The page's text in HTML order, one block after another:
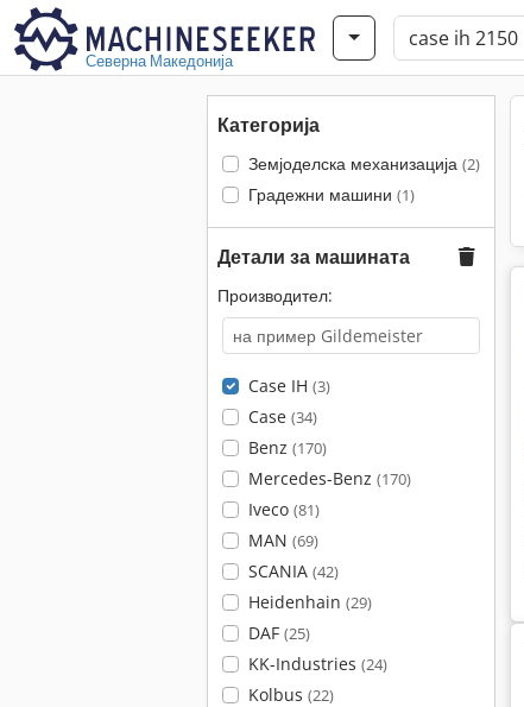
Северна Македонија
Категорија
Земјоделска механизација (2)
Градежни машини (1)
Детали за машината
Производител:
Case IH (3)
Case (34)
Benz (170)
Mercedes-Benz (170)
Iveco (81)
MAN (69)
SCANIA (42)
Heidenhain (29)
DAF (25)
KK-Industries (24)
Kolbus (22)